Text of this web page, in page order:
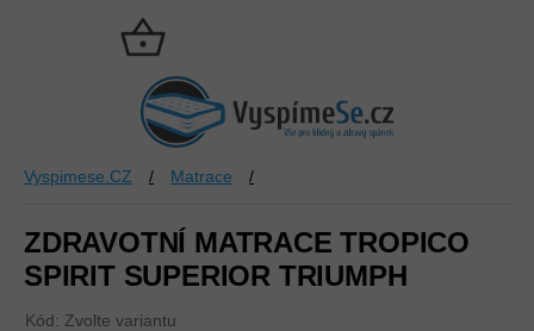
NÁKUPNÍ
KOŠÍK
Vyspimese.CZ / Matrace /
ZDRAVOTNÍ MATRACE TROPICO
SPIRIT SUPERIOR TRIUMPH
Kód: Zvolte variantu